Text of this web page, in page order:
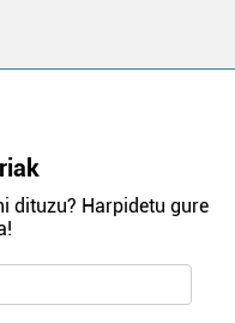
dituzu? Harpidetu gure